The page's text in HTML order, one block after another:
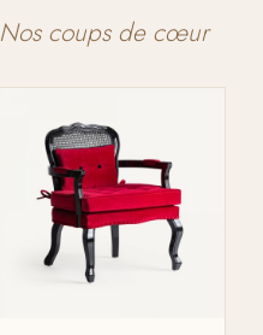
Nos coups de cœur